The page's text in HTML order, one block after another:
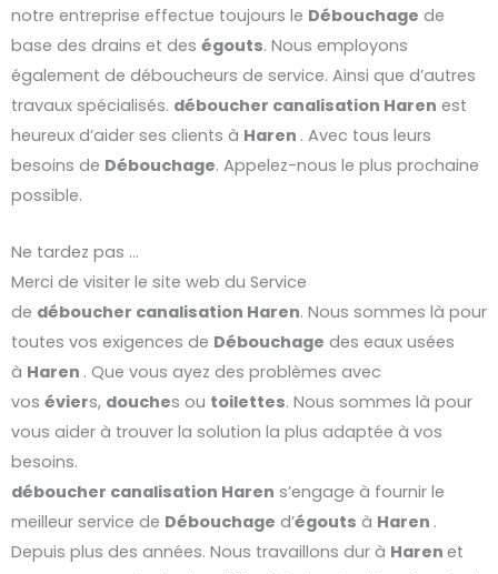
notre entreprise effectue toujours le Débouchage de
base des drains et des égouts. Nous employons
également de déboucheurs de service. Ainsi que d’autres
travaux spécialisés. déboucher canalisation Haren est
heureux d’aider ses clients à Haren . Avec tous leurs
besoins de Débouchage. Appelez-nous le plus prochaine
possible.
Ne tardez pas …
Merci de visiter le site web du Service
de déboucher canalisation Haren. Nous sommes là pour
toutes vos exigences de Débouchage des eaux usées
à Haren . Que vous ayez des problèmes avec
vos éviers, douches ou toilettes. Nous sommes là pour
vous aider à trouver la solution la plus adaptée à vos
besoins.
déboucher canalisation Haren s’engage à fournir le
meilleur service de Débouchage d’égouts à Haren .
Depuis plus des années. Nous travaillons dur à Haren et